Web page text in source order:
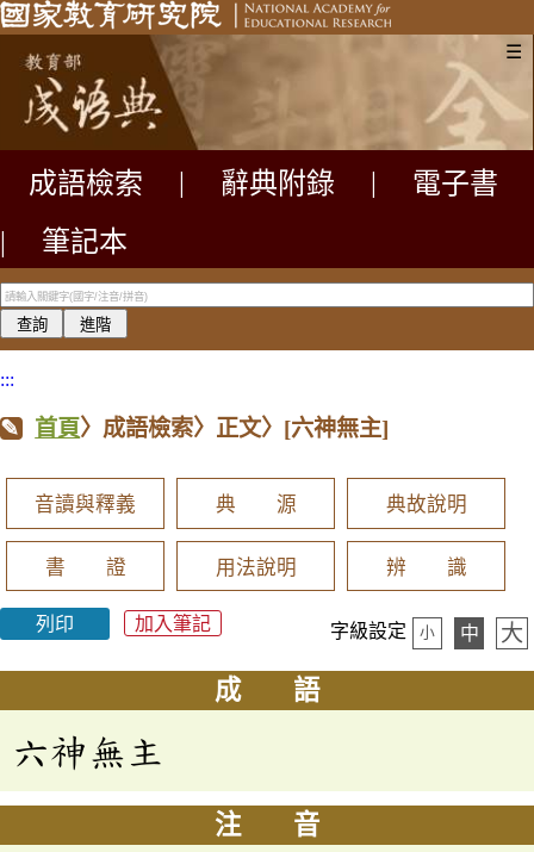
☰
成語檢索 辭典附錄
電子書
|
筆記本
:::
首頁〉成語檢索〉正文〉 [六神無主]
音讀與釋義 典 源 典故說明
書 證 用法說明 辨 識
列印 加入筆記 字級設定 小 中 大
成 語
六神無主
注 音